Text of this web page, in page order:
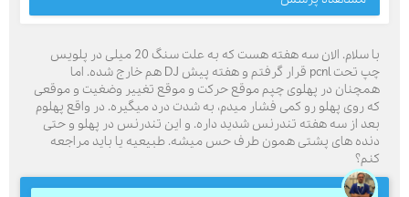
با سلام. الان سه هفته هست که به علت سنگ 20 میلی در پلویس
چپ تحت pcnl قرار گرفتم و هفته پیش DJ هم خارج شده. اما
همچنان در پهلوی چپم موقع حرکت و موقع تغییر وضغیت و موقعی
که روی پهلو رو کمی فشار میدم، به شدت درد میگیره. در واقع پهلوم
بعد از سه هفته تندرنس شدید داره. و این تندرنس در پهلو و حتی
دنده های پشتی همون طرف حس میشه. طبیعیه یا باید مراجعه
کنم؟